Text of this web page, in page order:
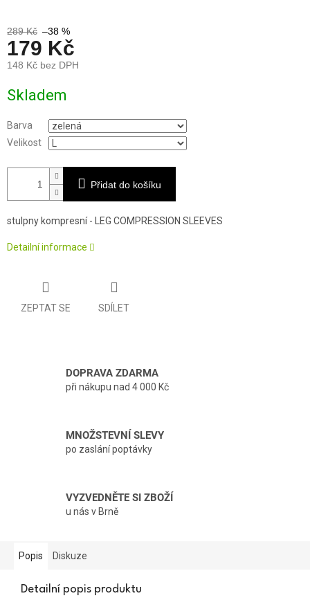
289 Kč –38 %
179 Kč
148 Kč bez DPH
cena:
Skladem
Barva
Velikost
Přidat do košíku
stulpny kompresní - LEG COMPRESSION SLEEVES
Detailní informace
ZEPTAT SE SDÍLET
DOPRAVA ZDARMA
při nákupu nad 4 000 Kč
MNOŽSTEVNÍ SLEVY
po zaslání poptávky
VYZVEDNĚTE SI ZBOŽÍ
u nás v Brně
Popis Diskuze
Detailní popis produktu